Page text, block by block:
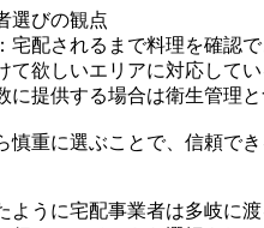
選びの観点
宅配されるまで料理を確認
て欲しいエリアに対応して
に提供する場合は衛生管理
慎重に選ぶことで、信頼で
ように宅配事業者は多岐に